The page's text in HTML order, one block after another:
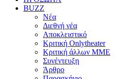
BUZZ
Νέα
Διεθνή νέα
Αποκλειστικό
Κριτική Onlytheater
Κριτική άλλων ΜΜΕ
Συνέντευξη
Άρθρο